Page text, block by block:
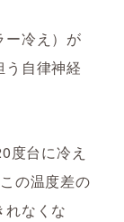
ー冷え）が
自律神経
度台に冷え
の温度差の
なくな